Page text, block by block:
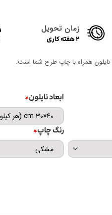
زمان تحویل
۲ هفته کاری
همراه با چاپ طرح شما است.
*ابعاد نایلون
*رنگ چاپ